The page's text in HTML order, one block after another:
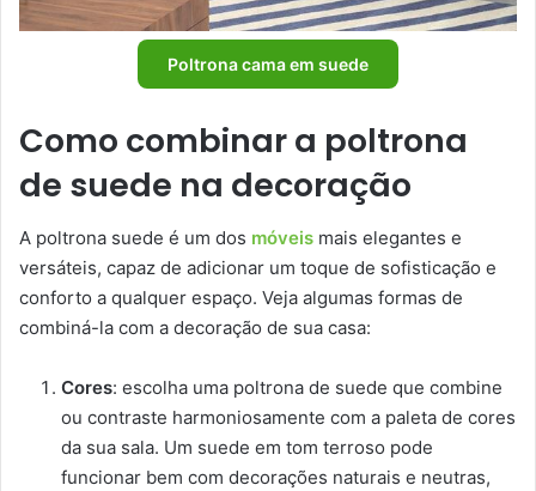
Poltrona cama em suede
Como combinar a poltrona
de suede na decoração
A poltrona suede é um dos móveis mais elegantes e
versáteis, capaz de adicionar um toque de sofisticação e
conforto a qualquer espaço. Veja algumas formas de
combiná-la com a decoração de sua casa:
Cores: escolha uma poltrona de suede que combine
ou contraste harmoniosamente com a paleta de cores
da sua sala. Um suede em tom terroso pode
funcionar bem com decorações naturais e neutras,